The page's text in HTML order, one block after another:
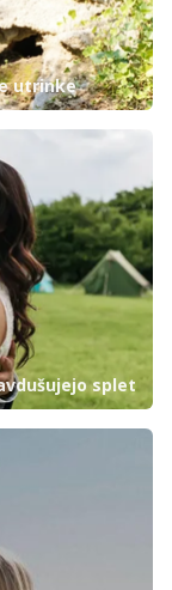
utrinke
splet